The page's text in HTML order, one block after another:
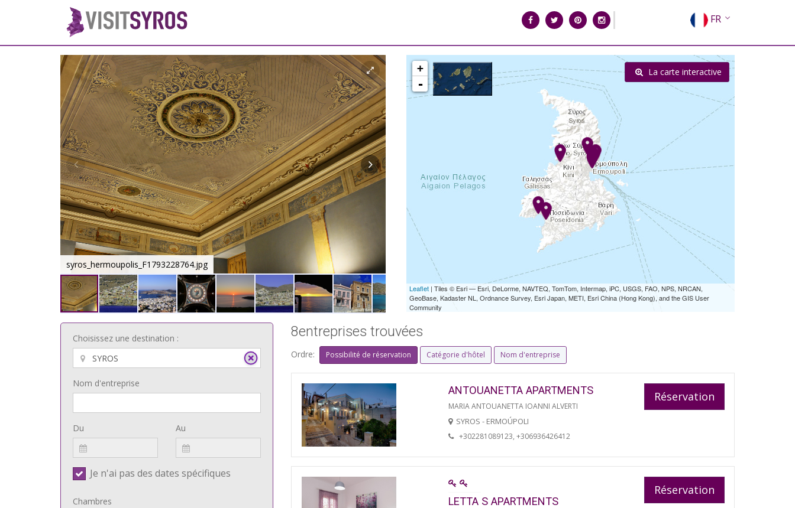
FR
EN
EL
RU
syros_hermoupolis_F1793228764.jpg syros_vaporia_F268133321.jpg
+
-
Leaflet | Tiles © Esri — Esri, DeLorme, NAVTEQ, TomTom, Intermap, iPC, USGS, FAO, NPS, NRCAN,
GeoBase, Kadaster NL, Ordnance Survey, Esri Japan, METI, Esri China (Hong Kong), and the GIS User
Community
La carte interactive
Choisissez une destination :
Nom d'entreprise
Du Au
Je n'ai pas des dates spécifiques
Chambres
8entreprises trouvées
Ordre: Possibilité de réservation Catégorie d'hôtel Nom d'entreprise
ANTOUANETTA APARTMENTS
MARIA ANTOUANETTA IOANNI ALVERTI
SYROS - ERMOÚPOLI
+302281089123, +306936426412
Réservation
LETTA S APARTMENTS
Réservation